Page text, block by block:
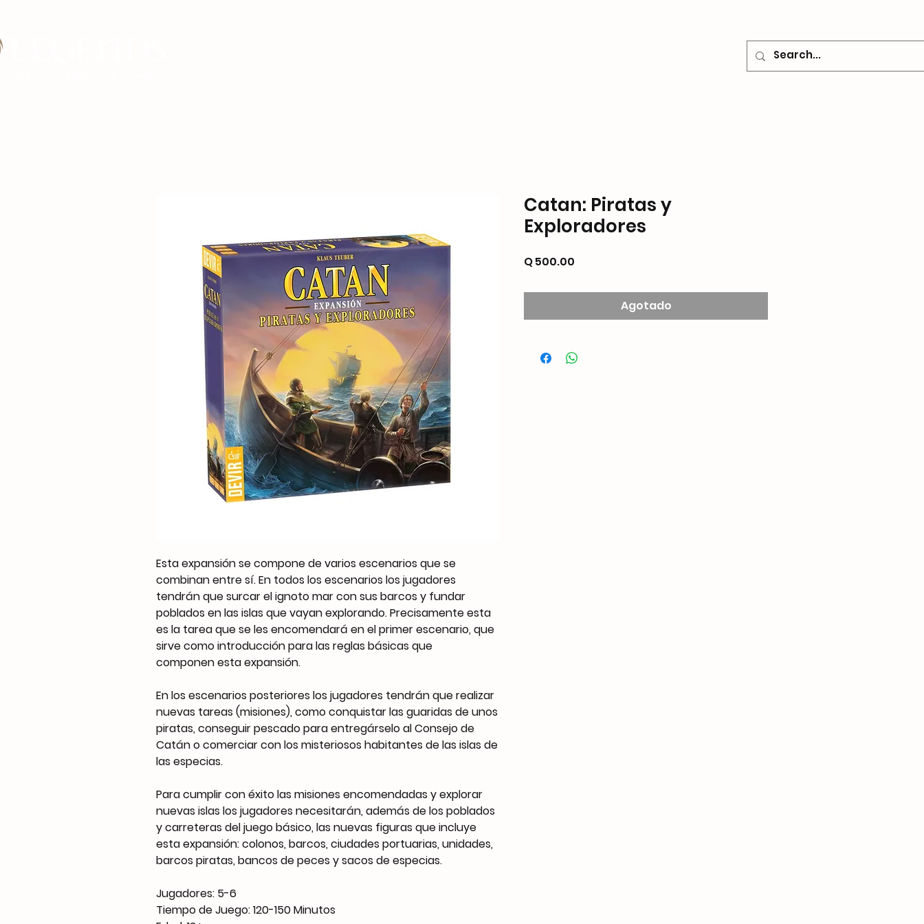
Esta expansión se compone de varios escenarios que se
combinan entre sí. En todos los escenarios los jugadores
tendrán que surcar el ignoto mar con sus barcos y fundar
poblados en las islas que vayan explorando. Precisamente esta
es la tarea que se les encomendará en el primer escenario, que
sirve como introducción para las reglas básicas que
componen esta expansión.
En los escenarios posteriores los jugadores tendrán que realizar
nuevas tareas (misiones), como conquistar las guaridas de unos
piratas, conseguir pescado para entregárselo al Consejo de
Catán o comerciar con los misteriosos habitantes de las islas de
las especias.
Para cumplir con éxito las misiones encomendadas y explorar
nuevas islas los jugadores necesitarán, además de los poblados
y carreteras del juego básico, las nuevas figuras que incluye
esta expansión: colonos, barcos, ciudades portuarias, unidades,
barcos piratas, bancos de peces y sacos de especias.
Jugadores: 5-6
Tiempo de Juego: 120-150 Minutos
Catan: Piratas y
Exploradores
Q 500.00
Agotado